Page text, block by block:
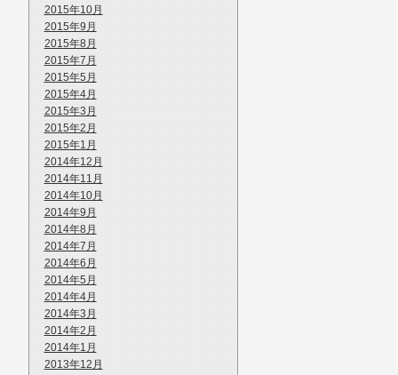
2015年10月
2015年9月
2015年8月
2015年7月
2015年5月
2015年4月
2015年3月
2015年2月
2015年1月
2014年12月
2014年11月
2014年10月
2014年9月
2014年8月
2014年7月
2014年6月
2014年5月
2014年4月
2014年3月
2014年2月
2014年1月
2013年12月